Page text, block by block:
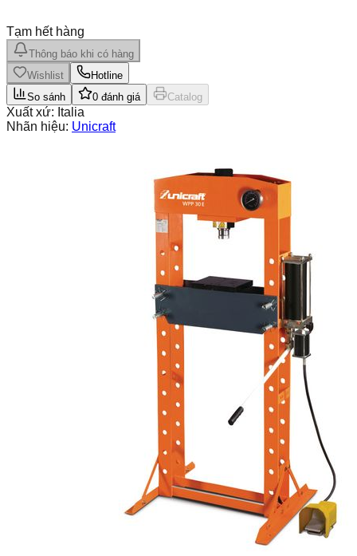
Tạm hết hàng
Thông báo khi có hàng
Wishlist
Hotline
So sánh
0 đánh giá Catalog
Xuất xứ: Italia
Nhãn hiệu: Unicraft